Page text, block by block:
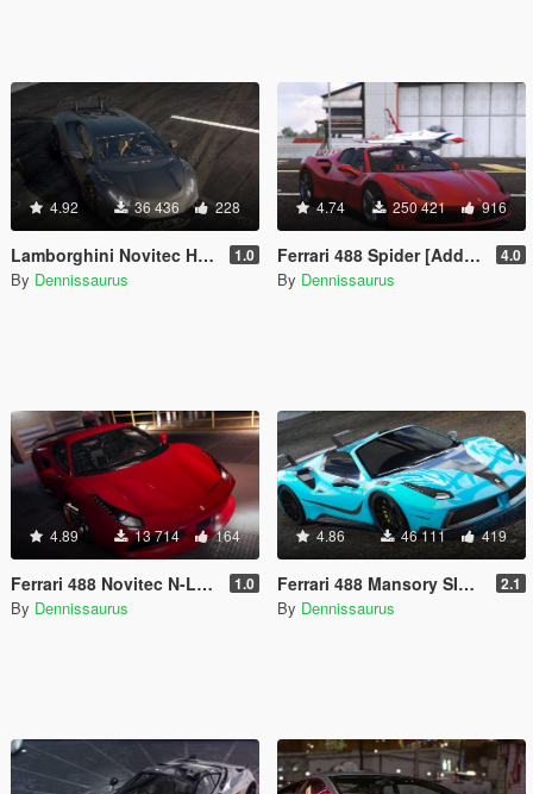
4.92 36 436 228
Lamborghini Novitec Huracan Performante [Add-On] 1.0
By Dennissaurus
4.74 250 421 916
Ferrari 488 Spider [Add-On / Replace | Tuning] 4.0
By Dennissaurus
4.89 13 714 164
Ferrari 488 Novitec N-Largo [Add-On] 1.0
By Dennissaurus
4.86 46 111 419
Ferrari 488 Mansory SIRACUSA 4XX [Add-On] 2.1
By Dennissaurus